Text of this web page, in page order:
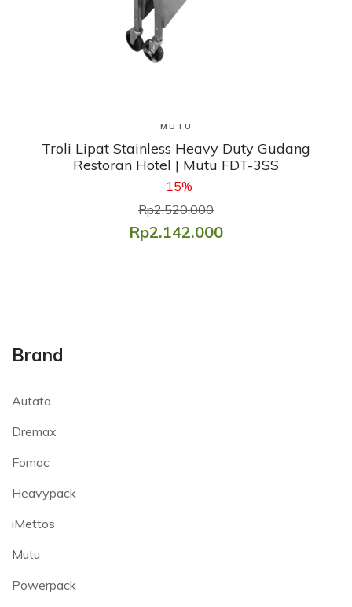
Brand
Autata
Dremax
Fomac
Heavypack
iMettos
Mutu
Powerpack
Lihat Produk
MUTU
Troli Lipat Stainless Heavy Duty Gudang
Restoran Hotel | Mutu FDT-3SS
-15%
Rp2.520.000
Rp2.142.000